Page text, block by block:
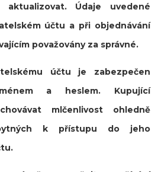
aktualizovat. Údaje uvedené
účtu a při objednávání
považovány za správné.
účtu je zabezpečen
a heslem. Kupující
mlčenlivost ohledně
k přístupu do jeho